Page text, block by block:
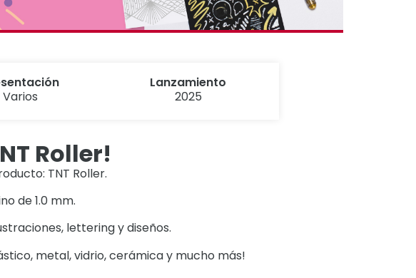
Roller!
TNT Roller.
de 1.0 mm.
lettering y diseños.
metal, vidrio, cerámica y mucho más!
Varios
Lanzamiento
2025